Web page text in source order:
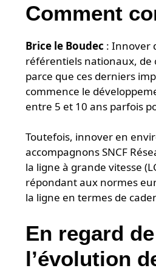
Comment
Brice le Boudec : Innover
référentiels nationaux, de
parce que ces derniers
commence le
entre 5 et 10 ans parfois
Toutefois, innover en
accompagnons SNCF
la ligne à grande vitesse
répondant aux normes
la ligne en termes de
En regard
l’évolution